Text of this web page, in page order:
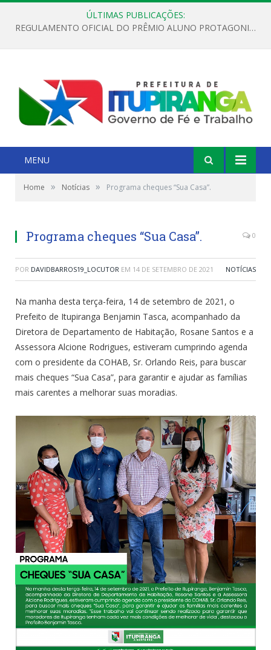
ÚLTIMAS PUBLICAÇÕES:
REGULAMENTO OFICIAL DO PRÊMIO ALUNO PROTAGONISTA – EDIÇÃO 2026
MENU
Home » Notícias » Programa cheques “Sua Casa”.
Programa cheques “Sua Casa”. 0
POR DAVIDBARROS19_LOCUTOR EM 14 DE SETEMBRO DE 2021 NOTÍCIAS
Na manha desta terça-feira, 14 de setembro de 2021, o
Prefeito de Itupiranga Benjamin Tasca, acompanhado da
Diretora de Departamento de Habitação, Rosane Santos e a
Assessora Alcione Rodrigues, estiveram cumprindo agenda
com o presidente da COHAB, Sr. Orlando Reis, para buscar
mais cheques “Sua Casa”, para garantir e ajudar as famílias
mais carentes a melhorar suas moradias.